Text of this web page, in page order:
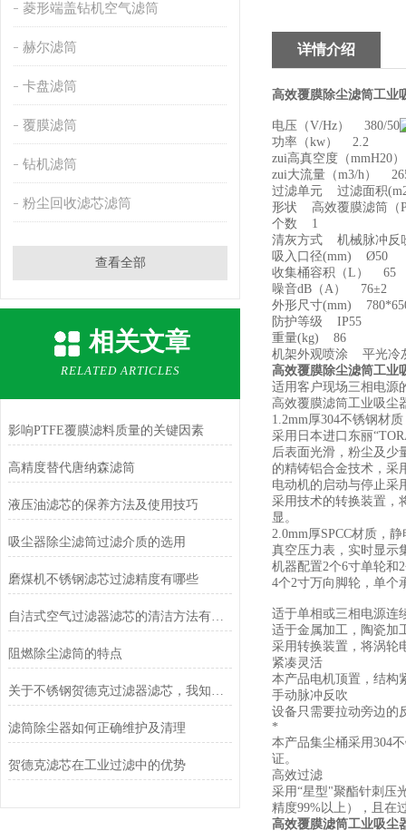
菱形端盖钻机空气滤筒
赫尔滤筒
卡盘滤筒
覆膜滤筒
钻机滤筒
粉尘回收滤芯滤筒
查看全部
相关文章
RELATED ARTICLES
影响PTFE覆膜滤料质量的关键因素
高精度替代唐纳森滤筒
液压油滤芯的保养方法及使用技巧
吸尘器除尘滤筒过滤介质的选用
磨煤机不锈钢滤芯过滤精度有哪些
自洁式空气过滤器滤芯的清洁方法有哪些？
阻燃除尘滤筒的特点
关于不锈钢贺德克过滤器滤芯，我知道的都在这儿了！
滤筒除尘器如何正确维护及清理
贺德克滤芯在工业过滤中的优势
详情介绍
高效覆膜除尘滤筒工业
电压（V/Hz） 380/50
功率（kw） 2.2
zui高真空度（mmH20
zui大流量（m3/h）
过滤单元 过滤面积
形状 高效覆膜滤筒（
个数 1
清灰方式 机械脉冲反
吸入口径(mm) Ø50
收集桶容积（L） 65
噪音dB（A） 76±2
外形尺寸(mm)
防护等级 IP55
重量(kg) 86
机架外观喷涂 平光冷
高效覆膜除尘滤筒工业
适用客户现场三相电源
高效覆膜滤筒工业吸尘
1.2mm厚304不锈钢材
采用日本进口东丽
后表面光滑，粉尘及少
的精铸铝合金技术，采
电动机的启动与停止采
采用技术的转换装置，
显。
2.0mm厚SPCC材质，
真空压力表，实时显示
机器配置2个6寸单轮和
4个2寸万向脚轮，单个
适于单相或三相电源连
适于金属加工，陶瓷加
采用转换装置，将涡轮
紧凑灵活
本产品电机顶置，结构
手动脉冲反吹
设备只需要拉动旁边的
*
本产品集尘桶采用304
证。
高效过滤
采用“星型"聚酯针刺压
精度99%以上），且在
高效覆膜滤筒工业吸尘